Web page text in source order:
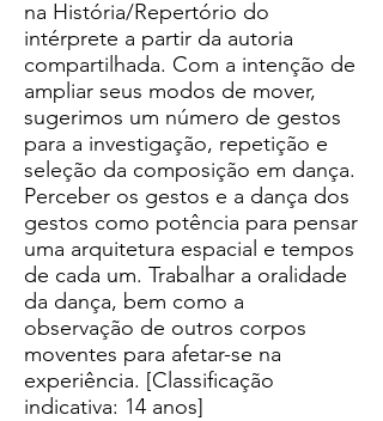
na História/Repertório do
intérprete a partir da autoria
compartilhada. Com a intenção de
ampliar seus modos de mover,
sugerimos um número de gestos
para a investigação, repetição e
seleção da composição em dança.
Perceber os gestos e a dança dos
gestos como potência para pensar
uma arquitetura espacial e tempos
de cada um. Trabalhar a oralidade
da dança, bem como a
observação de outros corpos
moventes para afetar-se na
experiência. [Classificação
indicativa: 14 anos]